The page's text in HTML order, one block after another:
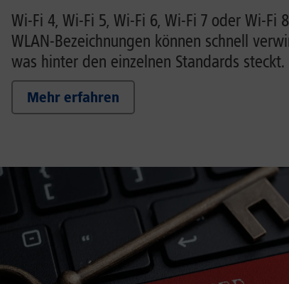
Wi-Fi 4, Wi-Fi 5, Wi-Fi 6, Wi-Fi 7 oder Wi-Fi
WLAN-Bezeichnungen können schnell
was hinter den einzelnen Standards steckt.
Mehr erfahren